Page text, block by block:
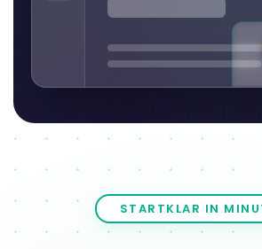
STARTKLAR IN